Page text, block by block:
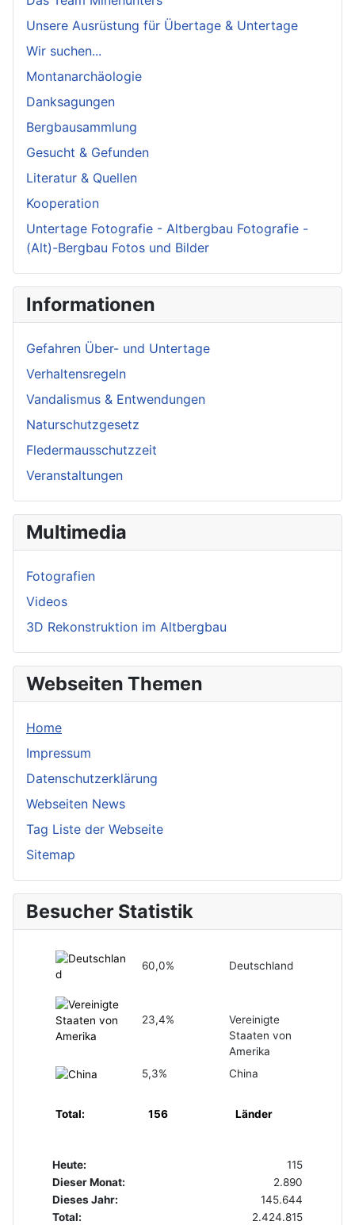
Unsere Ausrüstung für Übertage & Untertage
Wir suchen...
Montanarchäologie
Danksagungen
Bergbausammlung
Gesucht & Gefunden
Literatur & Quellen
Kooperation
Untertage Fotografie - Altbergbau Fotografie -
(Alt)-Bergbau Fotos und Bilder
Informationen
Gefahren Über- und Untertage
Verhaltensregeln
Vandalismus & Entwendungen
Naturschutzgesetz
Fledermausschutzzeit
Veranstaltungen
Multimedia
Fotografien
Videos
3D Rekonstruktion im Altbergbau
Webseiten Themen
Home
Impressum
Datenschutzerklärung
Webseiten News
Tag Liste der Webseite
Sitemap
Besucher Statistik
60,0% Deutschland
23,4%
Vereinigte
Staaten von
Amerika
5,3%
China
Total: 156 Länder
Heute:
115
Dieser Monat:
2.890
Dieses Jahr:
145.644
Total:
2.424.815